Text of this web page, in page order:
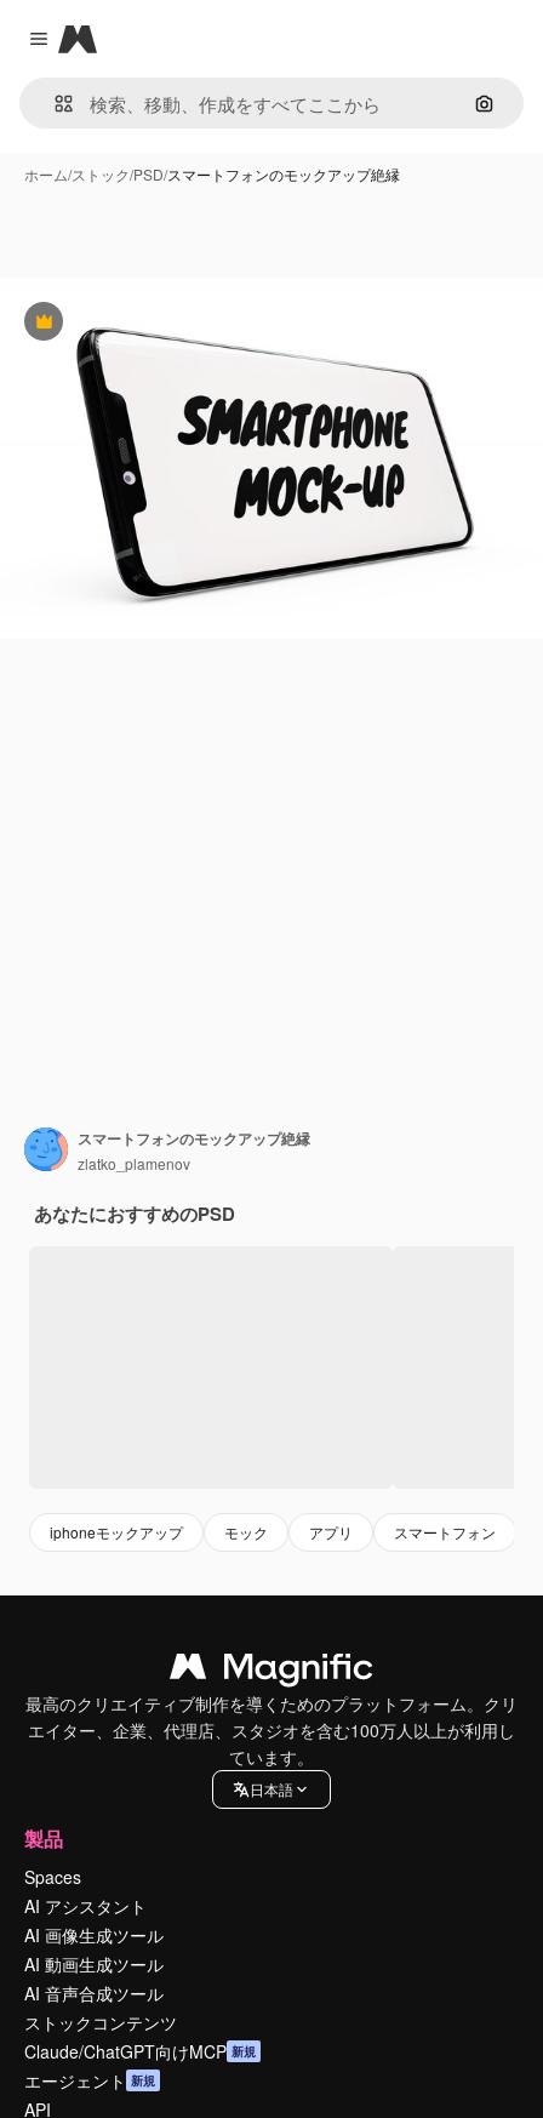
Close menu
Magnific
画像で
ホーム/ストック/PSD/スマートフォンのモックアップ絶縁
Premium
スマートフォンのモックアップ絶縁
zlatko_plamenov
あなたにおすすめのPSD
iphoneモックアップ モック アプリ スマートフォン
最高のクリエイティブ制作を導くためのプラットフォーム。クリ
エイター、企業、代理店、スタジオを含む100万人以上が利用し
ています。
日本語
製品
Spaces
AI アシスタント
AI 画像生成ツール
AI 動画生成ツール
AI 音声合成ツール
ストックコンテンツ
Claude/ChatGPT向けMCP 新規
エージェント 新規
API